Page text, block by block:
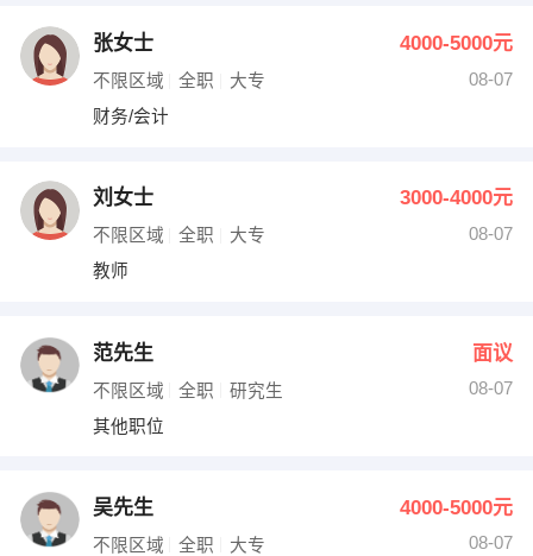
张女士 4000-5000元
不限区域 全职 大专
08-07
财务/会计
刘女士 3000-4000元
不限区域 全职 大专
08-07
教师
范先生 面议
不限区域 全职 研究生
08-07
其他职位
吴先生 4000-5000元
不限区域 全职 大专
08-07